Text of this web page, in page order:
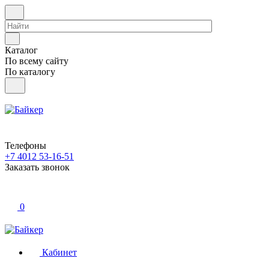
Каталог
По всему сайту
По каталогу
Телефоны
+7 4012 53-16-51
Заказать звонок
0
Кабинет